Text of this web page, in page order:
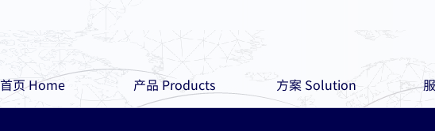
首页 Home 产品 Products 方案 Solution